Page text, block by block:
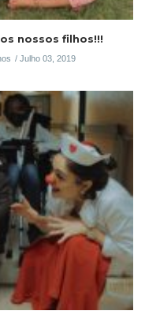
nossos filhos!!!
Julho 03, 2019